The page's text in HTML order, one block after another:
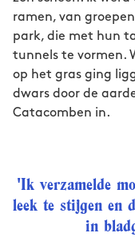
ramen, van
park, die met hun
tunnels te vormen.
op het gras ging
dwars door de
Catacomben in.
'Ik verzamelde
leek te stijgen en
in